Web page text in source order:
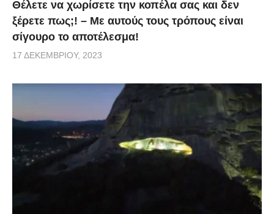
Θέλετε να χωρίσετε την κοπέλα σας και δεν
ξέρετε πως;! – Με αυτούς τους τρόπους είναι
σίγουρο το αποτέλεσμα!
17 ΔΕΚΕΜΒΡΊΟΥ, 2023